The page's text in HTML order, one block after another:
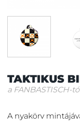
TAKTIKUS
a FANBASTISCH-
A nyakörv